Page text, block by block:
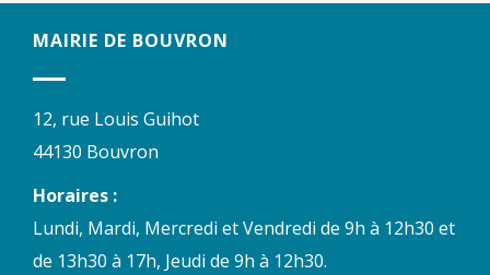
MAIRIE DE BOUVRON
12, rue Louis Guihot
44130 Bouvron
Horaires :
Lundi, Mardi, Mercredi et Vendredi de 9h à 12h30 et
de 13h30 à 17h, Jeudi de 9h à 12h30.